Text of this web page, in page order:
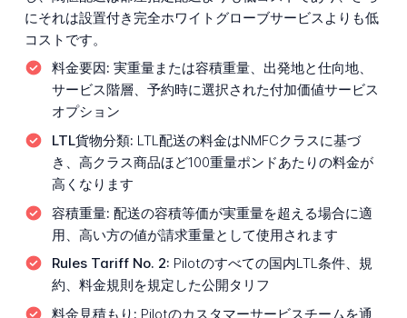
にそれは設置付き完全ホワイトグローブサービスよりも低
コストです。
料金要因: 実重量または容積重量、出発地と仕向地、
サービス階層、予約時に選択された付加価値サービス
オプション
LTL貨物分類: LTL配送の料金はNMFCクラスに基づ
き、高クラス商品ほど100重量ポンドあたりの料金が
高くなります
容積重量: 配送の容積等価が実重量を超える場合に適
用、高い方の値が請求重量として使用されます
Rules Tariff No. 2: Pilotのすべての国内LTL条件、規
約、料金規則を規定した公開タリフ
料金見積もり: Pilotのカスタマーサービスチームを通